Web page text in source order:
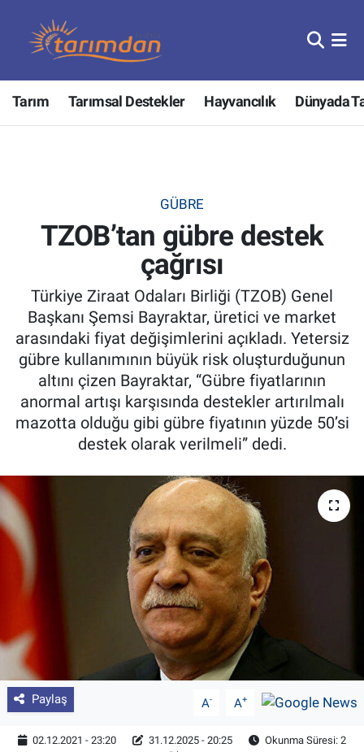
Tarım Tarımsal Destekler Hayvancılık Dünyada
GÜBRE
TZOB’tan gübre destek
çağrısı
Türkiye Ziraat Odaları Birliği (TZOB) Genel
Başkanı Şemsi Bayraktar, üretici ve market
arasındaki fiyat değişimlerini açıkladı. Yetersiz
gübre kullanımının büyük risk oluşturduğunun
altını çizen Bayraktar, “Gübre fiyatlarının
anormal artışı karşısında destekler artırılmalı
mazotta olduğu gibi gübre fiyatının yüzde 50’si
destek olarak verilmeli” dedi.
Paylaş A- A+
02.12.2021 - 23:20 31.12.2025 - 20:25
Okunma Süresi: 2
Tarım
Hayvancılık
Tarımsal Destekler
Tarım Bakanlığı
TZOB
Tarım Kredi Kooperatifleri
Pankobirlik
Et fiyatları
Tarım Bilgisi
Yetiştirici Soruyor
Dünyada Tarım
Üretici Birlikleri
Şeker ve Şekerli Mamüller
Tahıllar ve Baklagiller
Nöbetçi Eczaneler
Hava Durumu
Tüm Manşetler
Son Dakika Haberleri
Haber Arşivi